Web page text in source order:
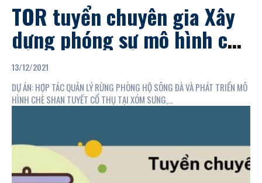
TOR tuyển chuyên gia Xây
dựng phóng sự mô hình của
dự án tại huyện Đà Bắc,
tỉnh Hòa Bình
13/12/2021
DỰ ÁN: HỢP TÁC QUẢN LÝ RỪNG PHÒNG HỘ SÔNG ĐÀ VÀ PHÁT TRIỂN MÔ
HÌNH CHÈ SHAN TUYẾT CỔ THỤ TẠI XÓM SƯNG,...